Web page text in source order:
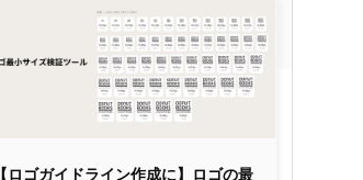
【ロゴガイドライン作成に】ロゴの最